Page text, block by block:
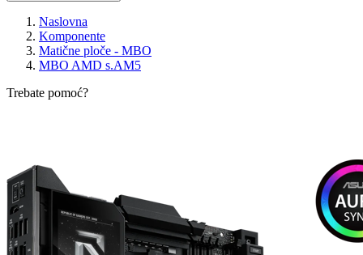
Naslovna
Komponente
Matične ploče - MBO
MBO AMD s.AM5
Trebate pomoć?